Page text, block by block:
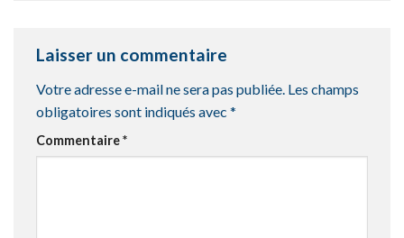
Laisser un commentaire
Votre adresse e-mail ne sera pas publiée. Les champs
obligatoires sont indiqués avec *
Commentaire*